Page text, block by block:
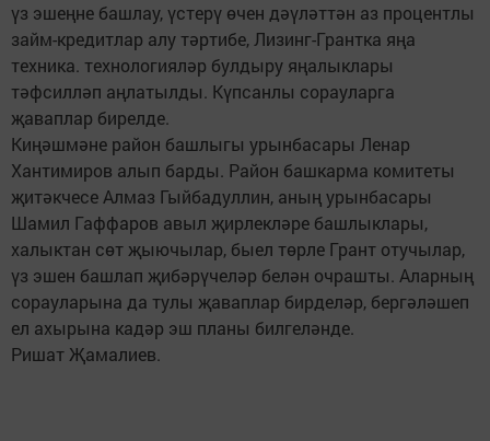
үз эшеңне башлау, үстерү өчен дәүләттән аз процентлы
займ-кредитлар алу тәртибе, Лизинг-Грантка яңа
техника. технологияләр булдыру яңалыклары
тәфсилләп аңлатылды. Күпсанлы сорауларга
җаваплар бирелде.
Киңәшмәне район башлыгы урынбасары Ленар
Хантимиров алып барды. Район башкарма комитеты
җитәкчесе Алмаз Гыйбадуллин, аның урынбасары
Шамил Гаффаров авыл җирлекләре башлыклары,
халыктан сөт җыючылар, быел төрле Грант отучылар,
үз эшен башлап җибәрүчеләр белән очрашты. Аларның
сорауларына да тулы җаваплар бирделәр, бергәләшеп
ел ахырына кадәр эш планы билгеләнде.
Ришат Җамалиев.